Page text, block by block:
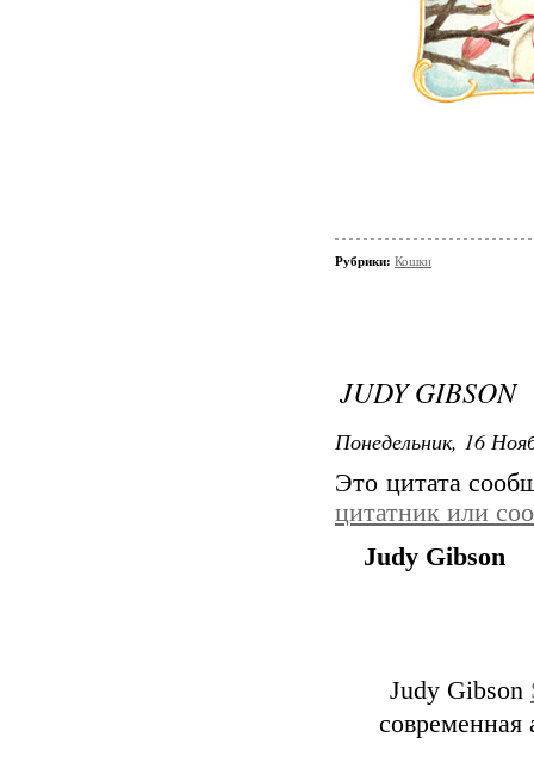
Рубрики: Кошки
JUDY GIBSON
Понедельник, 16
Это цитата
цитатник или
Judy Gibson
Judy Gibson
современная